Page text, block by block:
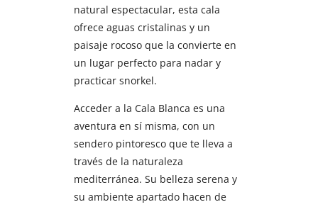
natural espectacular, esta cala
ofrece aguas cristalinas y un
paisaje rocoso que la convierte en
un lugar perfecto para nadar y
practicar snorkel.
Acceder a la Cala Blanca es una
aventura en sí misma, con un
sendero pintoresco que te lleva a
través de la naturaleza
mediterránea. Su belleza serena y
su ambiente apartado hacen de